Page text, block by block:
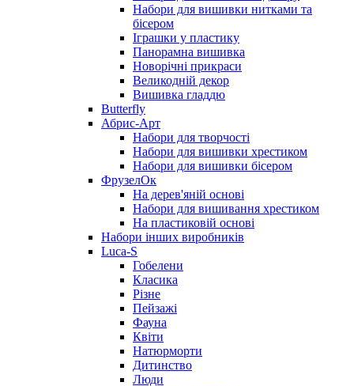
Набори для вишивки нитками та
бісером
Іграшки у пластику
Панорамна вишивка
Новорічні прикраси
Великодній декор
Вишивка гладдю
Butterfly
Абрис-Арт
Набори для творчості
Набори для вишивки хрестиком
Набори для вишивки бісером
ФрузелОк
На дерев'яній основі
Набори для вишивання хрестиком
На пластиковій основі
Набори інших виробників
Luca-S
Гобелени
Класика
Різне
Пейзажі
Фауна
Квіти
Натюрморти
Дитинство
Люди